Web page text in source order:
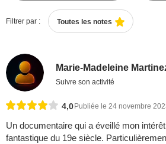
Filtrer par : Toutes les notes
Marie-Madeleine
Suivre son activité
4,0 Publiée le 24 novembre
Un documentaire qui a éveillé mon
fantastique du 19e siècle.